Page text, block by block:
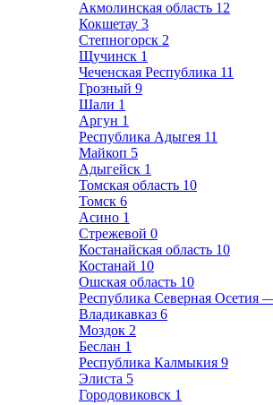
Акмолинская область 12
Кокшетау 3
Степногорск 2
Щучинск 1
Чеченская Республика 11
Грозный 9
Шали 1
Аргун 1
Республика Адыгея 11
Майкоп 5
Адыгейск 1
Томская область 10
Томск 6
Асино 1
Стрежевой 0
Костанайская область 10
Костанай 10
Ошская область 10
Республика Северная Осетия
Владикавказ 6
Моздок 2
Беслан 1
Республика Калмыкия 9
Элиста 5
Городовиковск 1